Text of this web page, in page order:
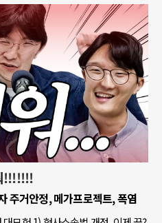
!!!!!!!
주거안정, 메가프로젝트, 폭염